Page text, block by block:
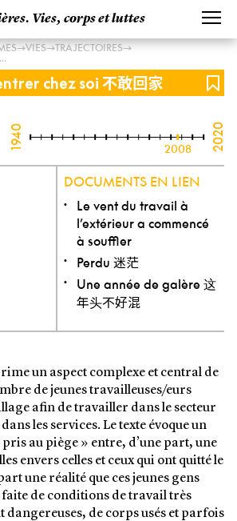
Vies, corps et luttes
→VIES→TRAJECTOIRES→
chez soi 不敢回家
1940 2008 2020
DOCUMENTS EN LIEN
Le vent du travail à
l’extérieur a commencé
à souffler
Perdu 迷茫
Une année de galère 这
年头不好混
un aspect complexe et central de
de jeunes travailleuses/eurs
afin de travailler dans le secteur
les services. Le texte évoque un
pris au piège » entre, d’une part, une
envers celles et ceux qui ont quitté le
une réalité que ces jeunes gens
de conditions de travail très
dangereuses, de corps usés et parfois